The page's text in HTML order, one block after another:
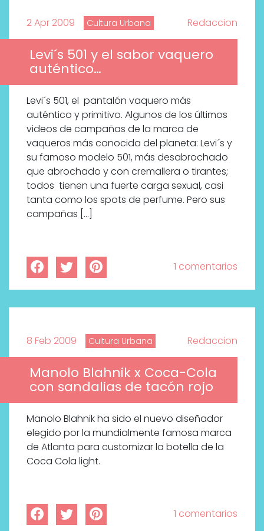
2 Apr 2009 Cultura Urbana Redaccion
Levi´s 501 y el sabor vaquero
auténtico…
Levi´s 501, el pantalón vaquero más
auténtico y primitivo. Algunos de los últimos
videos de campañas de la marca de
vaqueros más conocida del planeta: Levi´s y
su famoso modelo 501, más desabrochado
que abrochado y con cremallera o tirantes;
todos tienen una fuerte carga sexual, casi
tanta como los spots de perfume. Pero sus
campañas […]
1 comentarios
8 Feb 2009 Cultura Urbana Redaccion
Manolo Blahnik x Coca-Cola
con sandalias de tacón rojo
Manolo Blahnik ha sido el nuevo diseñador
elegido por la mundialmente famosa marca
de Atlanta para customizar la botella de la
Coca Cola light.
1 comentarios